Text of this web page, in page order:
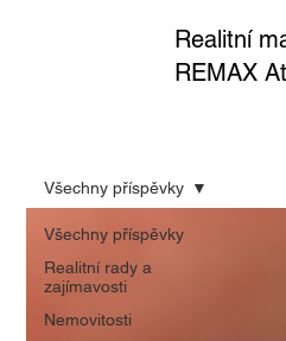
Realitní
REMAX
Všechny příspěvky
Realitní rady a
zajímavosti
Nemovitosti
Všechny příspěvky